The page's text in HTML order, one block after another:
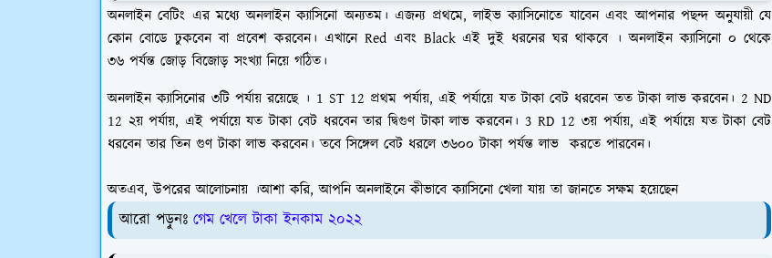
অনলাইন বেটিং এর মধ্যে অনলাইন ক্যাসিনো অন্যতম। এজন্য প্রথমে, লাইভ ক্যাসিনোতে যাবেন এবং আপনার পছন্দ অনুযায়ী যে
কোন বোডে ঢুকবেন বা প্রবেশ করবেন। এখানে Red এবংBlackএই দুই ধরনের ঘর থাকবে । অনলাইন ক্যাসিনো ০ থেকে
৩৬ পর্যন্ত জোড় বিজোড় সংখ্যা নিয়ে গঠিত।
অনলাইন ক্যাসিনোর ৩টি পর্যায় রয়েছে । 1 ST 12 প্রথম পর্যায়, এই পর্যায়ে যত টাকা বেট ধরবেন তত টাকা লাভ করবেন। 2 ND
12 ২য় পর্যায়, এই পর্যায়ে যত টাকা বেট ধরবেন তার দ্বিগুণ টাকা লাভ করবেন। 3 RD 12 ৩য় পর্যায়, এই পর্যায়ে যত টাকা বেট
ধরবেন তার তিন গুণটাকা লাভ করবেন।তবে সিঙ্গেল বেট ধরলে ৩৬০০ টাকা পর্যন্তলাভ করতে পারবেন।
অতএব, উপরের আলোচনায় ।আশা করি, আপনিঅনলাইনে কীভাবে ক্যাসিনো খেলা যায় তা জানতে সক্ষম হয়েছেন
আরো পড়ুনঃ গেম খেলে টাকা ইনকাম ২০২২